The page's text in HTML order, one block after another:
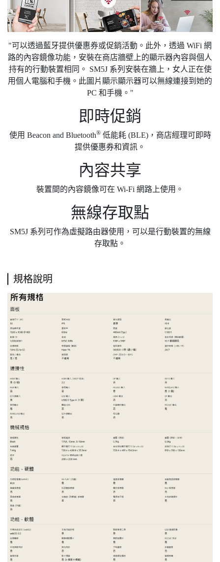
"可以透過藍牙提供優惠券或促銷活動。此外，透過 WiFi 網
路的內容鏡像功能，安裝在商店牆壁上的顯示器內容與個人
持有的行動裝置相同。 SM5J 系列安裝在牆上，女人正在使
用個人電腦和手機。此圖片顯示顯示器可以無線連接到她的
PC 和手機。"
即時促銷
使用 Beacon and Bluetooth®低能耗 (BLE)，商店經理可即時
提供優惠券和資訊。
內容共享
裝置間的內容鏡像可在 Wi-Fi 網路上使用。
無線存取點
SM5J 系列可作為虛擬路由器使用，可以是行動裝置的無線
存取點。
規格說明